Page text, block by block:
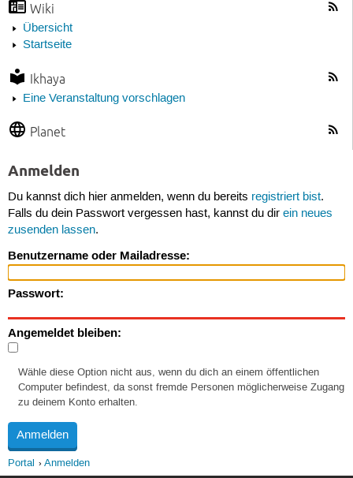
Wiki
Übersicht
Startseite
Ikhaya
Eine Veranstaltung vorschlagen
Planet
Anmelden
Du kannst dich hier anmelden, wenn du bereits registriert bist.
Falls du dein Passwort vergessen hast, kannst du dir ein neues
zusenden lassen.
Benutzername oder Mailadresse:
Passwort:
Angemeldet bleiben:
Wähle diese Option nicht aus, wenn du dich an einem öffentlichen
Computer befindest, da sonst fremde Personen möglicherweise Zugang
zu deinem Konto erhalten.
Portal Anmelden